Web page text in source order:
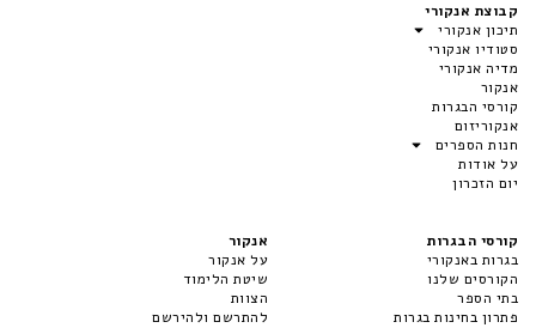
קבוצת אנקורי
תיכון אנקורי
סטודיו אנקורי
מדיה אנקורי
אנקור
קורסי הבגרות
אנקוריזום
חנות הספרים
על אודות
יום הזכרון
קורסי הבגרות
בגרות באנקורי
הקורסים שלנו
בתי הספר
פתרון בחינות בגרות
אנקור
על אנקור
שיטת הלימוד
הצוות
להתרשם ולהירשם